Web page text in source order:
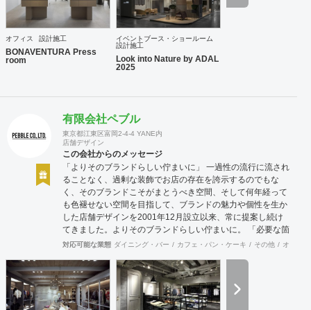
オフィス 設計施工
BONAVENTURA Press
room
イベントブース・ショールーム
設計施工
Look into Nature by ADAL
2025
有限会社ペブル
東京都江東区富岡2-4-4 YANE内
店舗デザイン
この会社からのメッセージ
「よりそのブランドらしい佇まいに」 一過性の流行に流され
ることなく、過剰な装飾でお店の存在を誇示するのでもな
く、そのブランドこそがまとうべき空間、そして何年経って
も色褪せない空間を目指して、ブランドの魅力や個性を生か
した店舗デザインを2001年12月設立以来、常に提案し続け
てきました。よりそのブランドらしい佇まいに。 「必要な箇
所に、必要なデザインを」 2012年からはさらにその思いを
らブランディングまで総合的にブランドの出店をバックアッ
プできる体制も整えてきました。そのブランドにとってまず
何を優先すべきか、何が本当に必要なのか、そこをきちんと
アドバイスできる会社でありたいと思っています。 業務内容
対応可能な業態 ダイニング・バー カフェ・パン・ケーキ その他 オフィス